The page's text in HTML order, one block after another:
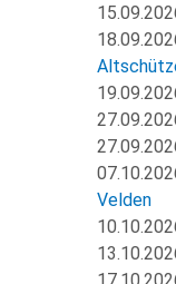
Velden